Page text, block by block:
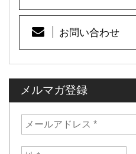
お問い合わせ
メルマガ登録